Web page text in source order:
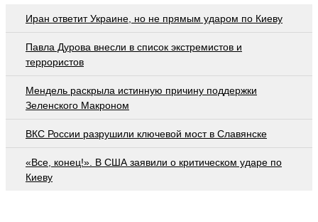
Иран ответит Украине, но не прямым ударом по Киеву
Павла Дурова внесли в список экстремистов и
террористов
Мендель раскрыла истинную причину поддержки
Зеленского Макроном
ВКС России разрушили ключевой мост в Славянске
«Все, конец!». В США заявили о критическом ударе по
Киеву